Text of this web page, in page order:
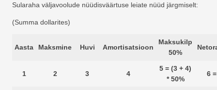
Sularaha väljavoolude nüüdisväärtuse leiate nüüd järgmiselt:
(Summa dollarites)
Aasta Maksmine Huvi Amortisatsioon
Maksukilp
50%
1 2 3 4
5 = (3 + 4)
* 50%
6